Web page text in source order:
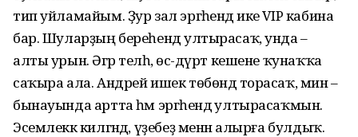
тип уйламайым. Ҙур зал эргәһендә ике VIP кабина
бар. Шуларҙың береһендә ултырасаҡ, унда –
алты урын. Әгәр теләһә, өс-дүрт кешене ҡунаҡҡа
саҡыра ала. Андрей ишек төбөндә торасаҡ, мин –
бынауында артта һәм эргәһендә ултырасаҡмын.
Эсемлеккә килгәндә, үҙебеҙ менән алырға булдыҡ.